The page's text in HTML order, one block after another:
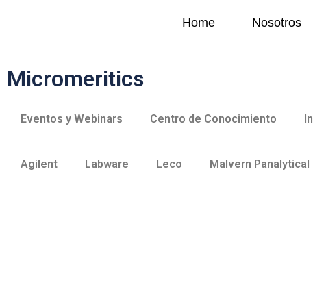
Home Nosotros
Micromeritics
Eventos y Webinars Centro de Conocimiento
Agilent Labware Leco Malvern Panalytical